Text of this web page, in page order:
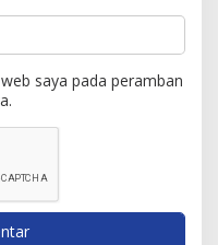
saya pada peramban